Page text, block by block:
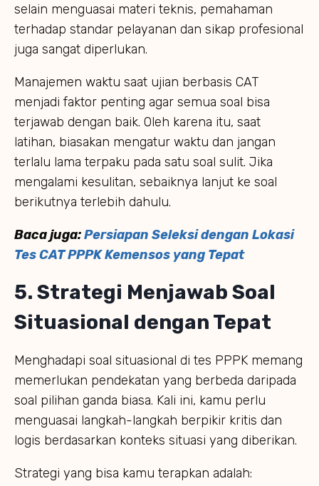
selain menguasai materi teknis, pemahaman
terhadap standar pelayanan dan sikap profesional
juga sangat diperlukan.
Manajemen waktu saat ujian berbasis CAT
menjadi faktor penting agar semua soal bisa
terjawab dengan baik. Oleh karena itu, saat
latihan, biasakan mengatur waktu dan jangan
terlalu lama terpaku pada satu soal sulit. Jika
mengalami kesulitan, sebaiknya lanjut ke soal
berikutnya terlebih dahulu.
Baca juga:Persiapan Seleksi dengan Lokasi
Tes CAT PPPK Kemensos yang Tepat
5. Strategi Menjawab Soal
Situasional dengan Tepat
Menghadapi soal situasional di tes PPPK memang
memerlukan pendekatan yang berbeda daripada
soal pilihan ganda biasa. Kali ini, kamu perlu
menguasai langkah-langkah berpikir kritis dan
logis berdasarkan konteks situasi yang diberikan.
Strategi yang bisa kamu terapkan adalah: